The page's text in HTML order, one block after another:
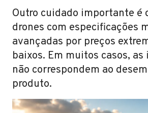
Outro cuidado importante é
drones com especificações
avançadas por preços
baixos. Em muitos casos,
não correspondem ao
produto.